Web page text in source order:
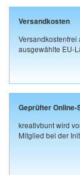
Versandkosten
ausgewählte EU-
Geprüfter Online-
kreativbunt wird
Mitglied bei der